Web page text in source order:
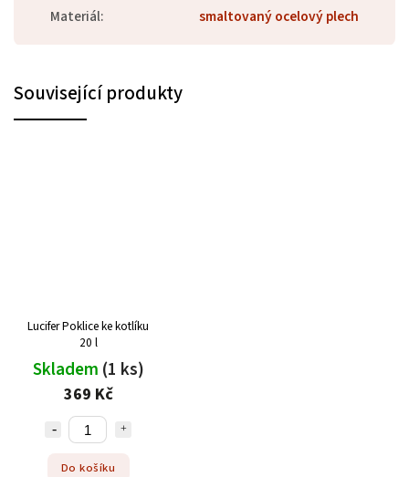
Materiál: smaltovaný ocelový plech
Související produkty
Lucifer Poklice ke kotlíku
20 l
Skladem (1 ks)
369 Kč
Do košíku